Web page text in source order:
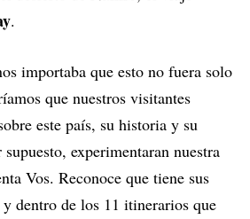
.
importaba que esto no fuera solo
que nuestros visitantes
este país, su historia y su
experimentaran nuestra
Vos. Reconoce que tiene sus
dentro de los 11 itinerarios que